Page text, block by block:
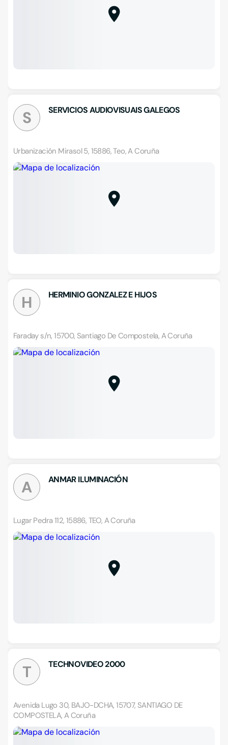
S SERVICIOS AUDIOVISUAIS GALEGOS
Urbanización Mirasol 5, 15886, Teo, A Coruña
H HERMINIO GONZALEZ E HIJOS
Faraday s/n, 15700, Santiago De Compostela, A Coruña
A ANMAR ILUMINACIÓN
Lugar Pedra 112, 15886, TEO, A Coruña
T TECHNOVIDEO 2000
Avenida Lugo 30, BAJO-DCHA, 15707, SANTIAGO DE
COMPOSTELA, A Coruña